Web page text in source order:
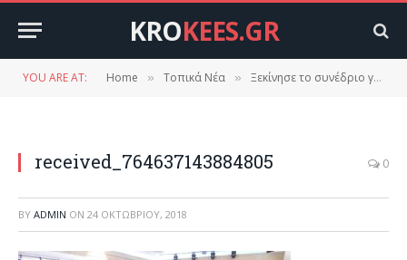
KROKEES.GR
YOU ARE AT: Home » Τοπικά Νέα » Ξεκίνησε το συνέδριο για το:”ΕΘΝΙΚΟ ΣΧΕΔΙΟ ΔΙΑΧΕΙΡΙΣΗΣ ΑΠΟΒΛΗΤΩΝ (ΕΣΔΑ)
received_764637143884805 0
BY ADMIN ON 24 ΟΚΤΩΒΡΊΟΥ, 2018